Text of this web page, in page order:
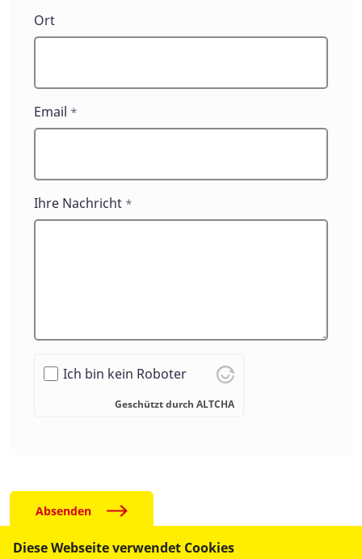
Ort
Email *
Ihre Nachricht *
Ich bin kein Roboter
Geschützt durch ALTCHA
Absenden
Diese Webseite verwendet Cookies